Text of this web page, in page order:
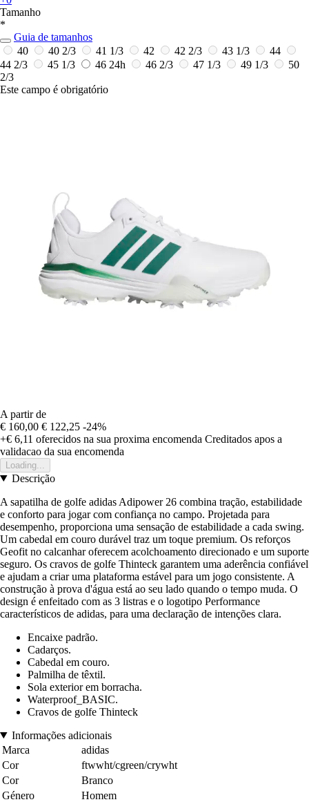
Tamanho
*
Guia de tamanhos
40
40 2/3 41 1/3 42 42 2/3 43 1/3
44
44 2/3
45 1/3 46 24h 46 2/3 47 1/3 49 1/3
50
2/3
Este campo é obrigatório
A partir de
€ 160,00 € 122,25 -24%
+€ 6,11 oferecidos na sua proxima encomenda Creditados apos a
validacao da sua encomenda
Loading...
Descrição
A sapatilha de golfe adidas Adipower 26 combina tração, estabilidade
e conforto para jogar com confiança no campo. Projetada para
desempenho, proporciona uma sensação de estabilidade a cada swing.
Um cabedal em couro durável traz um toque premium. Os reforços
Geofit no calcanhar oferecem acolchoamento direcionado e um suporte
seguro. Os cravos de golfe Thinteck garantem uma aderência confiável
e ajudam a criar uma plataforma estável para um jogo consistente. A
construção à prova d'água está ao seu lado quando o tempo muda. O
design é enfeitado com as 3 listras e o logotipo Performance
característicos de adidas, para uma declaração de intenções clara.
Encaixe padrão.
Cadarços.
Cabedal em couro.
Palmilha de têxtil.
Sola exterior em borracha.
Waterproof_BASIC.
Cravos de golfe Thinteck
Informações adicionais
Marca
adidas
Cor
ftwwht/cgreen/crywht
Cor
Branco
Género
Homem